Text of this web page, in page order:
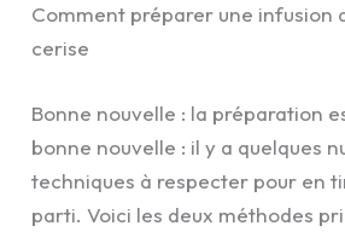
Comment préparer une infusion
cerise
Bonne nouvelle : la préparation
bonne nouvelle : il y a quelques
techniques à respecter pour en
parti. Voici les deux méthodes